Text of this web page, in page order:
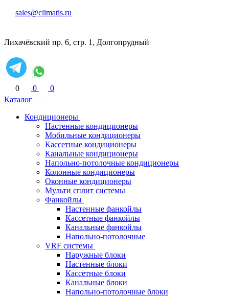
sales@climatis.ru
Лихачёвский пр. 6, стр. 1, Долгопрудный
0 0
0
Каталог
Кондиционеры
Настенные кондиционеры
Мобильные кондиционеры
Кассетные кондиционеры
Канальные кондиционеры
Напольно-потолочные кондиционеры
Колонные кондиционеры
Оконные кондиционеры
Мульти сплит системы
Фанкойлы
Настенные фанкойлы
Кассетные фанкойлы
Канальные фанкойлы
Напольно-потолочные
VRF системы
Наружные блоки
Настенные блоки
Кассетные блоки
Канальные блоки
Напольно-потолочные блоки